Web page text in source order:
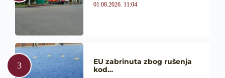
01.08.2026. 11:04
EU zabrinuta zbog rušenja
kod…